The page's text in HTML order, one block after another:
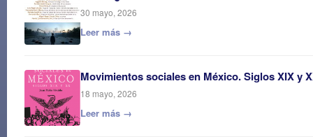
30 mayo, 2026
Leer más →
Movimientos sociales en México. Siglos XIX y
18 mayo, 2026
Leer más →